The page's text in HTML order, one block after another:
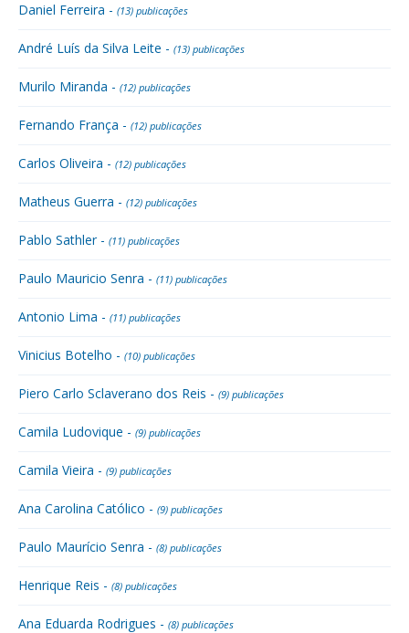
Daniel Ferreira - (13) publicações
André Luís da Silva Leite - (13) publicações
Murilo Miranda - (12) publicações
Fernando França - (12) publicações
Carlos Oliveira - (12) publicações
Matheus Guerra - (12) publicações
Pablo Sathler - (11) publicações
Paulo Mauricio Senra - (11) publicações
Antonio Lima - (11) publicações
Vinicius Botelho - (10) publicações
Piero Carlo Sclaverano dos Reis - (9) publicações
Camila Ludovique - (9) publicações
Camila Vieira - (9) publicações
Ana Carolina Católico - (9) publicações
Paulo Maurício Senra - (8) publicações
Henrique Reis - (8) publicações
Ana Eduarda Rodrigues - (8) publicações